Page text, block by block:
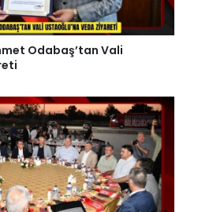
Odabaş’tan Vali